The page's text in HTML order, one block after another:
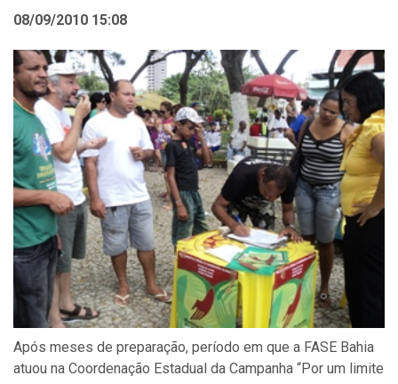
08/09/2010 15:08
Após meses de preparação, período em que a FASE Bahia
atuou na Coordenação Estadual da Campanha “Por um limite